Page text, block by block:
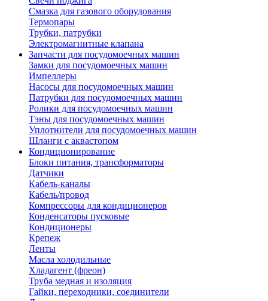
Смазка для газового оборудования
Термопары
Трубки, патрубки
Электромагнитные клапана
Запчасти для посудомоечных машин
Замки для посудомоечных машин
Импеллеры
Насосы для посудомоечных машин
Патрубки для посудомоечных машин
Ролики для посудомоечных машин
Тэны для посудомоечных машин
Уплотнители для посудомоечных машин
Шланги с аквастопом
Кондиционирование
Блоки питания, трансформаторы
Датчики
Кабель-каналы
Кабель/провод
Компрессоры для кондиционеров
Конденсаторы пусковые
Кондиционеры
Крепеж
Ленты
Масла холодильные
Хладагент (фреон)
Труба медная и изоляция
Гайки, переходники, соединители